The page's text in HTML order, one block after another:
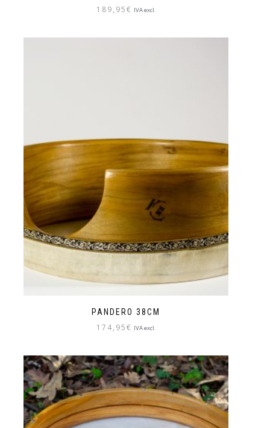
189,95€ IVA excl.
PANDERO 38CM
174,95€ IVA excl.